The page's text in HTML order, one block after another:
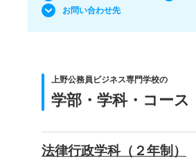
お問い合わせ先
上野公務員ビジネス専門学校の
学部・学科・コース
法律行政学科（２年制）